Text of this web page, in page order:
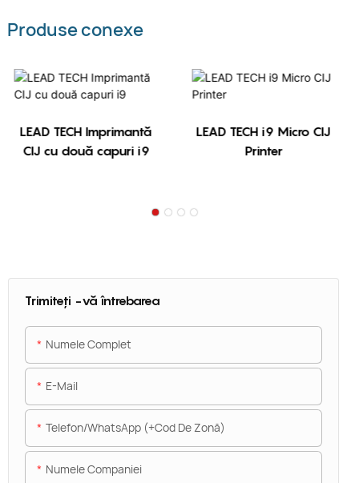
Produse conexe
LEAD TECH Imprimantă
CIJ cu două capuri i9
LEAD TECH i9 Micro CIJ
Printer
Trimiteți -vă întrebarea
Numele Complet
E-Mail
Telefon/WhatsApp (+Cod De Zonă)
Numele Companiei